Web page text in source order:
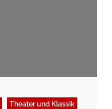
Theater und Klassik